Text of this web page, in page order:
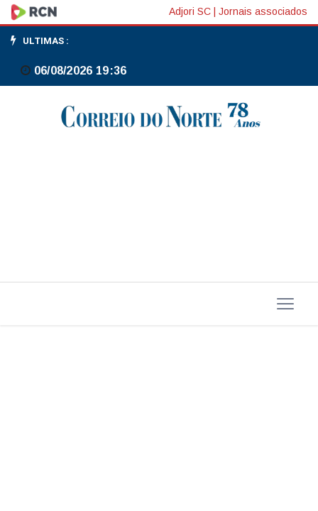
Petrobras
assina
contrato
bilionário
Adjori SC Jornais associados
ULTIMAS :
06/08/2026 19:36